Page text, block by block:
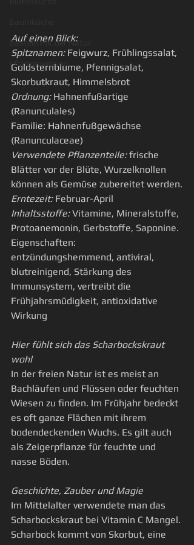
Basteln mit der Natur
Pflanzenwissen
Auf einen Blick:
Spitznamen: Feigwurz, Frühlingssalat,
Goldsternblume, Pfennigsalat,
Skorbutkraut, Himmelsbrot
Ordnung: Hahnenfußartige
(Ranunculales)
Familie: Hahnenfußgewächse
(Ranunculaceae)
Verwendete Pflanzenteile: frische
Blätter vor der Blüte, Wurzelknollen
können als Gemüse zubereitet werden.
Erntezeit: Februar-April
Inhaltsstoffe: Vitamine, Mineralstoffe,
Protoanemonin, Gerbstoffe, Saponine.
Eigenschaften:
entzündungshemmend, antiviral,
blutreinigend, Stärkung des
Immunsystem, vertreibt die
Frühjahrsmüdigkeit, antioxidative
Wirkung
Hier fühlt sich das Scharbockskraut
wohl
In der freien Natur ist es meist an
Bachläufen und Flüssen oder feuchten
Wiesen zu finden. Im Frühjahr bedeckt
es oft ganze Flächen mit ihrem
bodendeckenden Wuchs. Es gilt auch
als Zeigerpflanze für feuchte und
nasse Böden.
Geschichte, Zauber und Magie
Im Mittelalter verwendete man das
Scharbockskraut bei Vitamin C Mangel.
Scharbock kommt von Skorbut, eine